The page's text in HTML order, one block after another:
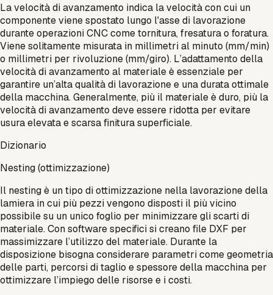
La velocità di avanzamento indica la velocità con cui un
componente viene spostato lungo l'asse di lavorazione
durante operazioni CNC come tornitura, fresatura o foratura.
Viene solitamente misurata in millimetri al minuto (mm/min)
o millimetri per rivoluzione (mm/giro). L’adattamento della
velocità di avanzamento al materiale è essenziale per
garantire un’alta qualità di lavorazione e una durata ottimale
della macchina. Generalmente, più il materiale è duro, più la
velocità di avanzamento deve essere ridotta per evitare
usura elevata e scarsa finitura superficiale.
Dizionario
Nesting (ottimizzazione)
Il nesting è un tipo di ottimizzazione nella lavorazione della
lamiera in cui più pezzi vengono disposti il più vicino
possibile su un unico foglio per minimizzare gli scarti di
materiale. Con software specifici si creano file DXF per
massimizzare l’utilizzo del materiale. Durante la
disposizione bisogna considerare parametri come geometria
delle parti, percorsi di taglio e spessore della macchina per
ottimizzare l’impiego delle risorse e i costi.